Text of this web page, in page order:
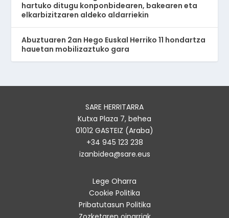
hartuko ditugu konponbidearen, bakearen eta
elkarbizitzaren aldeko aldarriekin
Abuztuaren 2an Hego Euskal Herriko 11 hondartza
hauetan mobilizaztuko gara
SARE HERRITARRA
Kutxa Plaza 7, behea
01012 GASTEIZ (Araba)
+34 945 123 238
izanbidea@sare.eus
Lege Oharra
Cookie Politika
Pribatutasun Politika